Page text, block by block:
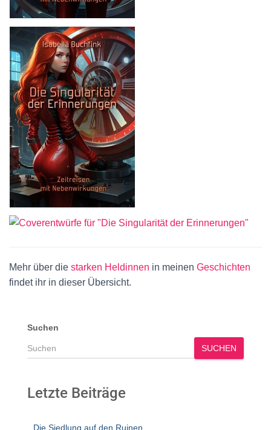
Mehr über die starken Heldinnen in meinen Geschichten
findet ihr in dieser Übersicht.
Suchen
SUCHEN
Letzte Beiträge
Die Siedlung auf den Ruinen